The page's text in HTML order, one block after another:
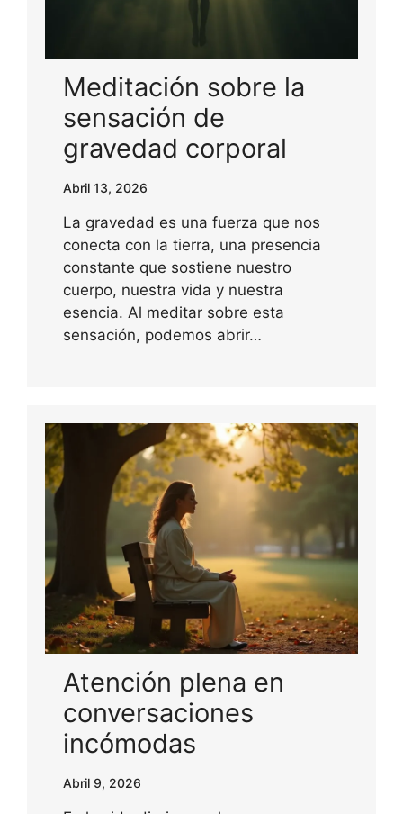
Meditación sobre la
sensación de
gravedad corporal
Abril 13, 2026
La gravedad es una fuerza que nos
conecta con la tierra, una presencia
constante que sostiene nuestro
cuerpo, nuestra vida y nuestra
esencia. Al meditar sobre esta
sensación, podemos abrir…
Atención plena en
conversaciones
incómodas
Abril 9, 2026